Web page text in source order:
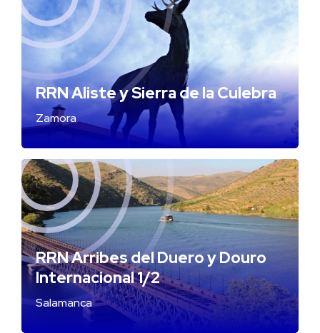
RRN Aliste y Sierra de la Culebra
Zamora
RRN Arribes del Duero y Douro
Internacional 1/2
Salamanca